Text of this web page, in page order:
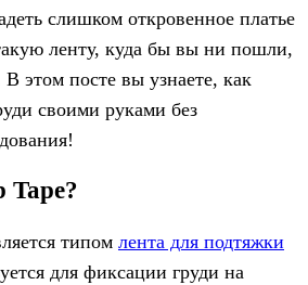
слишком откровенное платье
ленту, куда бы вы ни пошли,
этом посте вы узнаете, как
своими руками без
Tape?
типом лента для подтяжки
для фиксации груди на